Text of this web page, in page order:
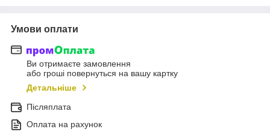
Умови оплати
Ви отримаєте замовлення
або гроші повернуться на вашу картку
Детальніше
Післяплата
Оплата на рахунок